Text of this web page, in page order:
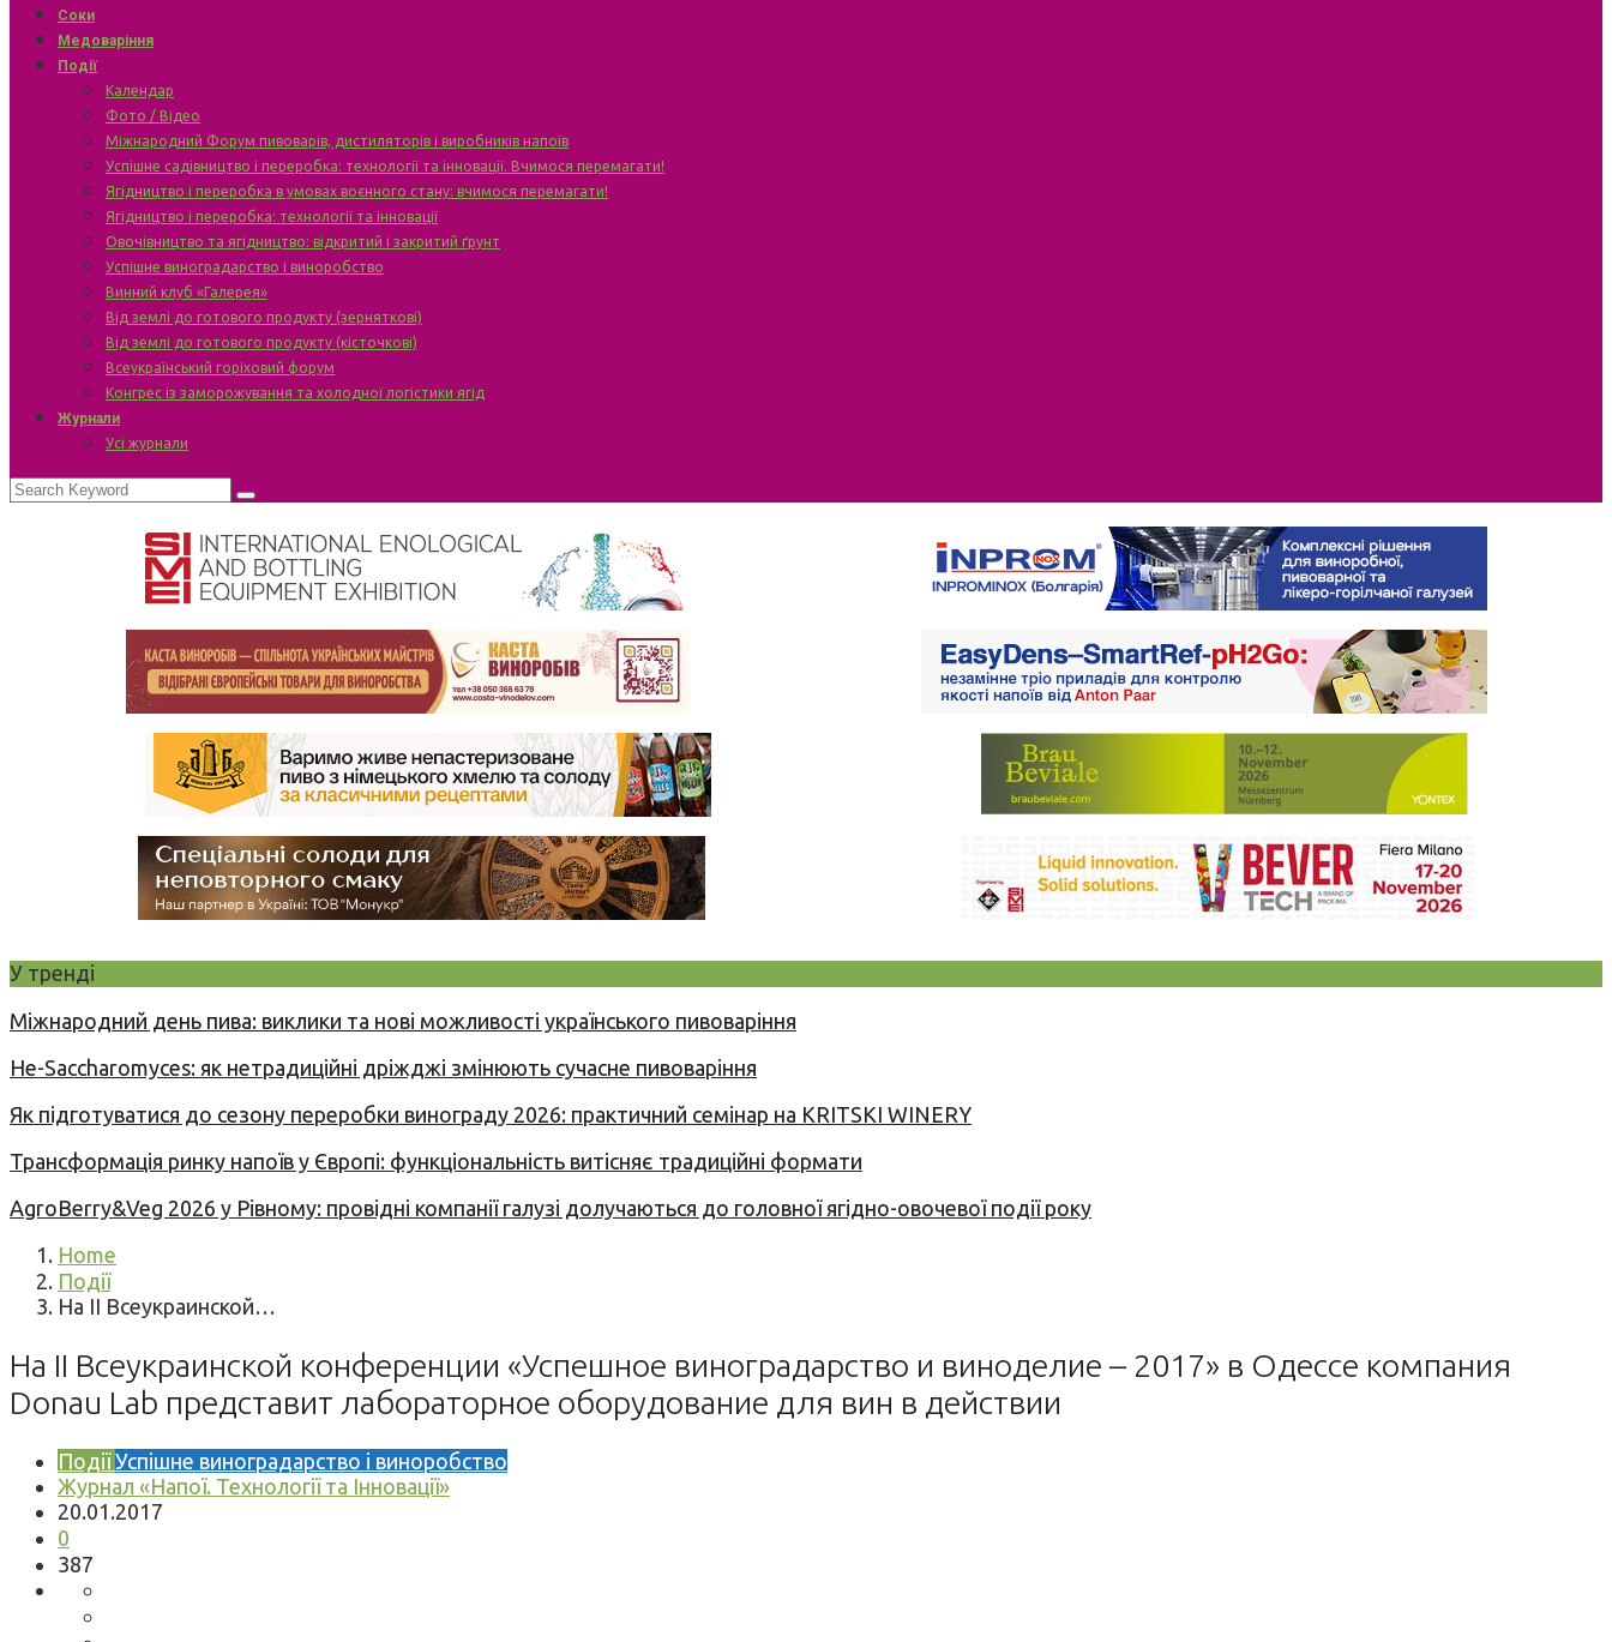
Соки
Медоваріння
Події
Календар
Фото / Відео
Міжнародний Форум пивоварів, дистиляторів і виробників напоїв
Успішне садівництво і переробка: технології та інновації. Вчимося перемагати!
Ягідництво і переробка в умовах воєнного стану: вчимося перемагати!
Ягідництво і переробка: технології та інновації
Овочівництво та ягідництво: відкритий і закритий ґрунт
Успішне виноградарство і виноробство
Винний клуб «Галерея»
Від землі до готового продукту (зерняткові)
Від землі до готового продукту (кісточкові)
Всеукраїнський горіховий форум
Конгрес із заморожування та холодної логістики ягід
Журнали
Усі журнали
У тренді
Міжнародний день пива: виклики та нові можливості українського пивоваріння
Не-Saccharomyces: як нетрадиційні дріжджі змінюють сучасне пивоваріння
Як підготуватися до сезону переробки винограду 2026: практичний семінар на KRITSKI WINERY
Трансформація ринку напоїв у Європі: функціональність витісняє традиційні формати
AgroBerry&Veg 2026 у Рівному: провідні компанії галузі долучаються до головної ягідно-овочевої події року
Home
Події
На II Всеукраинской…
На II Всеукраинской конференции «Успешное виноградарство и виноделие – 2017» в Одессе компания
Donau Lab представит лабораторное оборудование для вин в действии
Події Успішне виноградарство і виноробство
Журнал «Напої. Технології та Інновації»
20.01.2017
0
387